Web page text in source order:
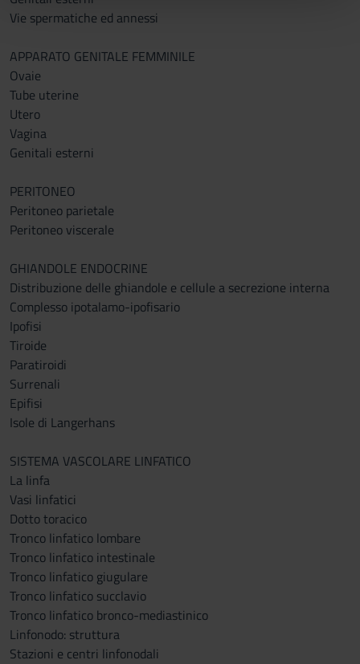
pubblicità e social media, i quali potrebbero combinarle
con altre informazioni che hai fornito loro o che hanno
raccolto dal tuo utilizzo dei loro servizi.
Vie spermatiche ed annessi
APPARATO GENITALE FEMMINILE
Ovaie
Tube uterine
Utero
Vagina
Genitali esterni
PERITONEO
Peritoneo parietale
Peritoneo viscerale
GHIANDOLE ENDOCRINE
Distribuzione delle ghiandole e cellule a secrezione interna
Complesso ipotalamo-ipofisario
Ipofisi
Tiroide
Paratiroidi
Surrenali
Epifisi
Isole di Langerhans
SISTEMA VASCOLARE LINFATICO
La linfa
Vasi linfatici
Dotto toracico
Tronco linfatico lombare
Tronco linfatico intestinale
Tronco linfatico giugulare
Tronco linfatico succlavio
Tronco linfatico bronco-mediastinico
Linfonodo: struttura
Stazioni e centri linfonodali